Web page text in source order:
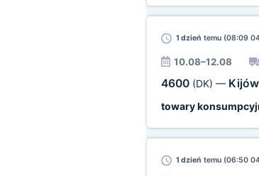
1 dzień temu (08:09
10.08–12.08
4600 (DK) — Kijów
towary
1 dzień temu (06:50